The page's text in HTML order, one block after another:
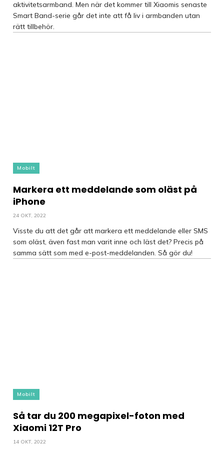
aktivitetsarmband. Men när det kommer till Xiaomis senaste
Smart Band-serie går det inte att få liv i armbanden utan
rätt tillbehör.
Mobilt
Markera ett meddelande som oläst på
iPhone
24 OKT, 2022
Visste du att det går att markera ett meddelande eller SMS
som oläst, även fast man varit inne och läst det? Precis på
samma sätt som med e-post-meddelanden. Så gör du!
Mobilt
Så tar du 200 megapixel-foton med
Xiaomi 12T Pro
14 OKT, 2022